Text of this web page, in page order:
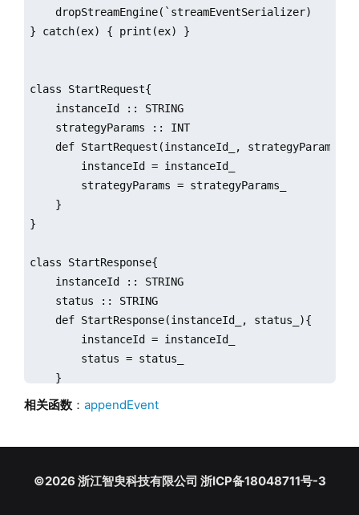
    dropStreamEngine(`streamEventSerializer)
} catch(ex) { print(ex) }
class StartRequest{
    instanceId :: STRING
    strategyParams :: INT
    def StartRequest(instanceId_, strategyParams_){
        instanceId = instanceId_
        strategyParams = strategyParams_
    }
}
class StartResponse{
    instanceId :: STRING
    status :: STRING
    def StartResponse(instanceId_, status_){
        instanceId = instanceId_
        status = status_
    }
}
	def Stratege(){
相关函数： appendEvent
©2026 浙江智臾科技有限公司 浙ICP备18048711号-3